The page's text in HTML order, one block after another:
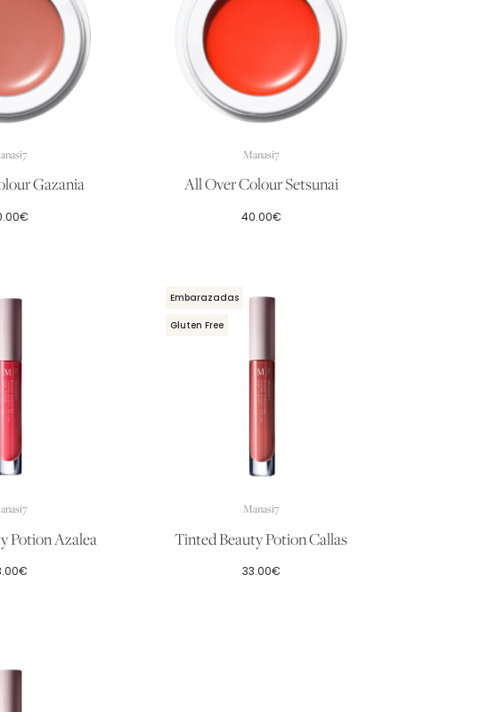
Gazania
€
Manasi7
All Over Colour Setsunai
40.00€
Potion Azalea
€
Embarazadas
Gluten Free
Manasi7
Tinted Beauty Potion Callas
33.00€